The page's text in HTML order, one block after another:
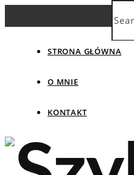
STRONA GŁÓWNA
O MNIE
KONTAKT